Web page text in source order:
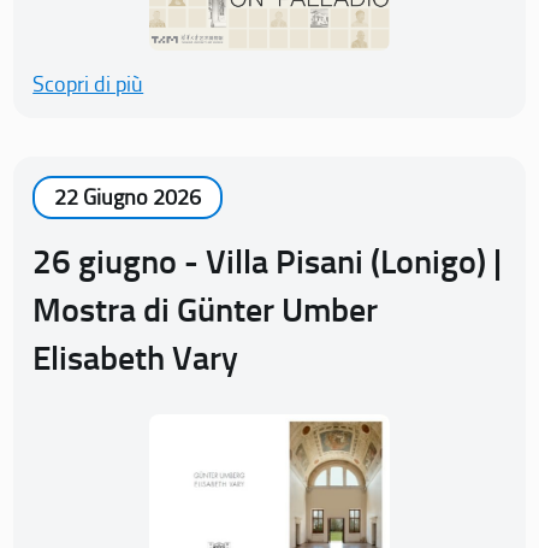
Scopri di più
22 Giugno 2026
26 giugno - Villa Pisani (Lonigo) |
Mostra di Günter Umber
Elisabeth Vary